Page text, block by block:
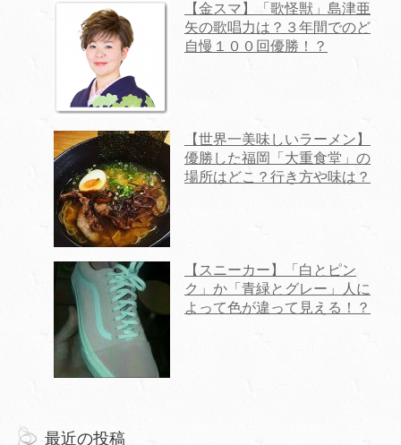
【金スマ】「歌怪獣」島津亜
矢の歌唱力は？３年間でのど
自慢１００回優勝！？
【世界一美味しいラーメン】
優勝した福岡「大重食堂」の
場所はどこ？行き方や味は？
【スニーカー】「白とピン
ク」か「青緑とグレー」人に
よって色が違って見える！？
最近の投稿